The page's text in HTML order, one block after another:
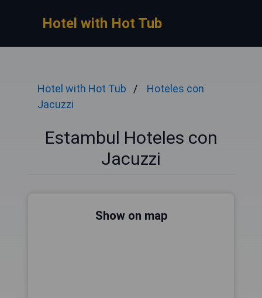
Hotel with Hot Tub
Hotel with Hot Tub
Hoteles con
Jacuzzi
Estambul Hoteles con
Jacuzzi
Show on map